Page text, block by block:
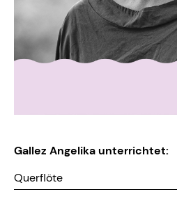
Gallez Angelika unterrichtet:
Querflöte